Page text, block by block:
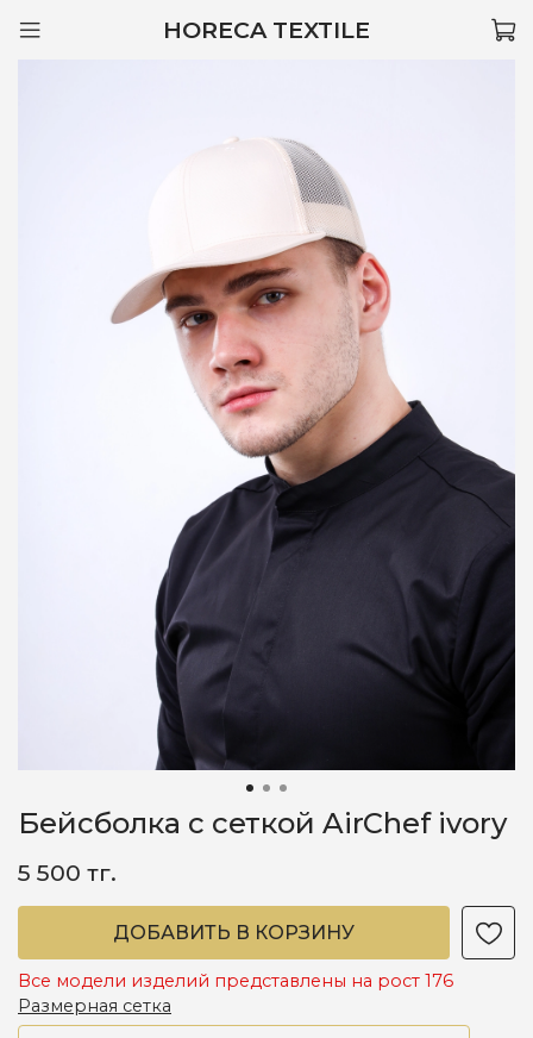
HORECA TEXTILE
Бейсболка с сеткой AirChef ivory
5 500 тг.
ДОБАВИТЬ В КОРЗИНУ
Все модели изделий представлены на рост 176
Размерная сетка